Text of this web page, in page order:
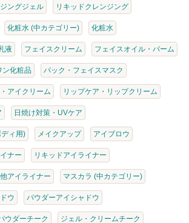
ングジェル リキッドクレンジング
化粧水 (中カテゴリー) 化粧水
液 フェイスクリーム フェイスオイル・バーム
ン化粧品 パック・フェイスマスク
アイクリーム リップケア・リップクリーム
日焼け対策・UVケア
ィ用) メイクアップ アイブロウ
ナー リキッドアイライナー
アイライナー マスカラ (中カテゴリー)
ウ パウダーアイシャドウ
ウダーチーク ジェル・クリームチーク